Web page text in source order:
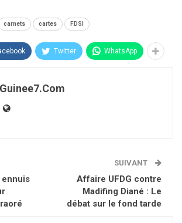
carnets cartes FDSI
Twitter WhatsApp
Guinee7.com
ennuis
SUIVANT
Affaire UFDG contre
Madifing Diané : Le
débat sur le fond tarde